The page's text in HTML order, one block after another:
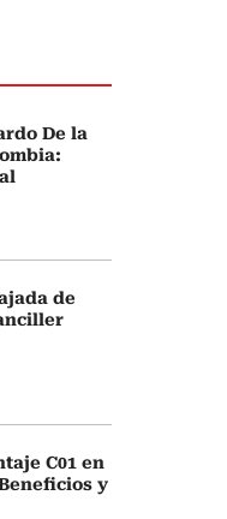
De la
de
C01 en
y